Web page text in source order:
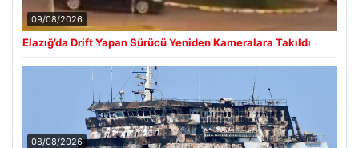
09/08/2026
Elazığ’da Drift Yapan Sürücü Yeniden Kameralara Takıldı
08/08/2026